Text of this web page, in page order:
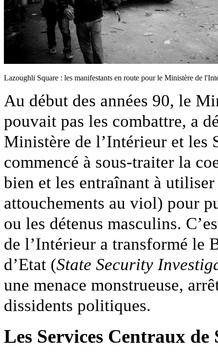
Lazoughli Square : les manifestants en route pour le Ministère de
Au début des années 90, le
pouvait pas les combattre, a
Ministère de l’Intérieur et les
commencé à sous-traiter la
bien et les entraînant à
attouchements au viol) pour
ou les détenus masculins.
de l’Intérieur a transformé le
d’Etat (State Security
une menace monstrueuse,
dissidents politiques.
Les Services Centraux